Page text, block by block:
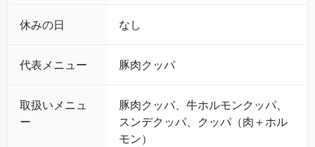
休みの日 なし
代表メニュー 豚肉クッパ
取扱いメニュ
ー
豚肉クッパ、牛ホルモンクッパ、
スンデクッパ、クッパ（肉＋ホル
モン）